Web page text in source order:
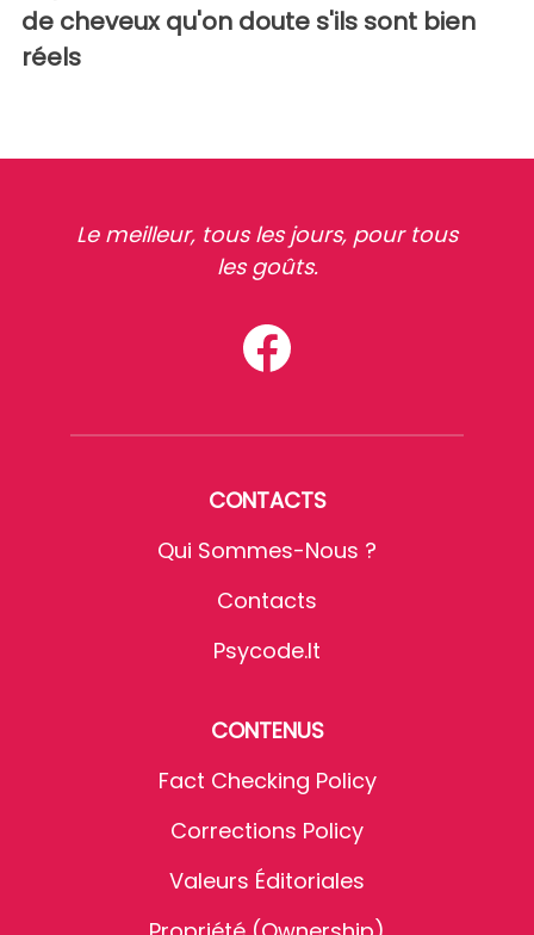
de cheveux qu'on doute s'ils sont bien
réels
Le meilleur, tous les jours, pour tous
les goûts.
CONTACTS
Qui Sommes-Nous ?
Contacts
Psycode.it
CONTENUS
Fact Checking Policy
Corrections Policy
Valeurs Éditoriales